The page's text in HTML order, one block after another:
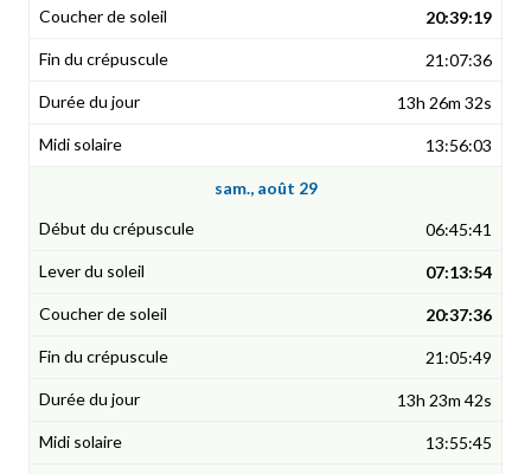
20:39:19
21:07:36
13h 26m 32s
13:56:03
sam., août 29
06:45:41
07:13:54
20:37:36
21:05:49
13h 23m 42s
13:55:45